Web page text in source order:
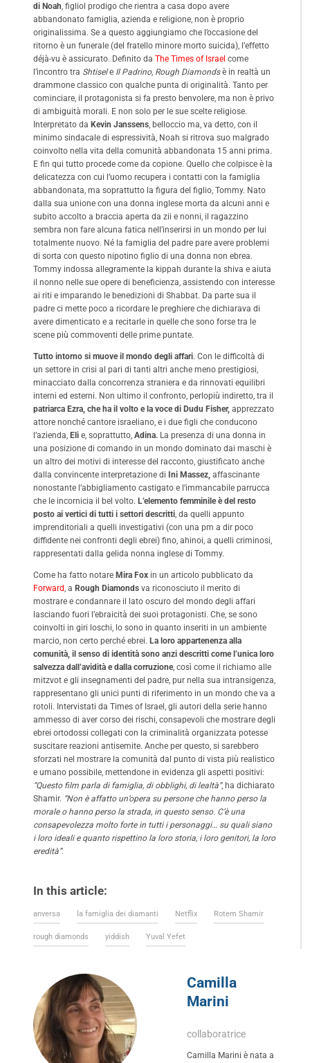
di Noah , figliol prodigo che rientra a casa dopo avere
abbandonato famiglia, azienda e religione, non è proprio
originalissima. Se a questo aggiungiamo che l’occasione del
ritorno è un funerale (del fratello minore morto suicida), l’effetto
déjà-vu è assicurato. Definito da The Times of Israel come
l’incontro tra Shtisele Il Padrino, Rough Diamondsè in realtà un
drammone classico con qualche punta di originalità. Tanto per
cominciare, il protagonista si fa presto benvolere, ma non è privo
di ambiguità morali. E non solo per le sue scelte religiose.
Interpretato da Kevin Janssens , belloccio ma, va detto, con il
minimo sindacale di espressività, Noah si ritrova suo malgrado
coinvolto nella vita della comunità abbandonata 15 anni prima.
E fin qui tutto procede come da copione. Quello che colpisce è la
delicatezza con cui l’uomo recupera i contatti con la famiglia
abbandonata, ma soprattutto la figura del figlio, Tommy. Nato
dalla sua unione con una donna inglese morta da alcuni anni e
subito accolto a braccia aperta da zii e nonni, il ragazzino
sembra non fare alcuna fatica nell’inserirsi in un mondo per lui
totalmente nuovo. Né la famiglia del padre pare avere problemi
di sorta con questo nipotino figlio di una donna non ebrea.
Tommy indossa allegramente la kippah durante la shiva e aiuta
il nonno nelle sue opere di beneficienza, assistendo con interesse
ai riti e imparando le benedizioni di Shabbat. Da parte sua il
padre ci mette poco a ricordare le preghiere che dichiarava di
avere dimenticato e a recitarle in quelle che sono forse tra le
scene più commoventi delle prime puntate.
Tutto intorno si muove il mondo degli affari. Con le difficoltà di
un settore in crisi al pari di tanti altri anche meno prestigiosi,
minacciato dalla concorrenza straniera e da rinnovati equilibri
interni ed esterni. Non ultimo il confronto, perlopiù indiretto, tra il
patriarca Ezra, che ha il volto e la voce di Dudu Fisher, apprezzato
attore nonché cantore israeliano, e i due figli che conducono
l’azienda, Eli e, soprattutto, Adina. La presenza di una donna in
una posizione di comando in un mondo dominato dai maschi è
un altro dei motivi di interesse del racconto, giustificato anche
dalla convincente interpretazione di Ini Massez, affascinante
nonostante l’abbigliamento castigato e l’immancabile parrucca
che le incornicia il bel volto. L’elemento femminile è del resto
posto ai vertici di tutti i settori descritti , da quelli appunto
imprenditoriali a quelli investigativi (con una pm a dir poco
diffidente nei confronti degli ebrei) fino, ahinoi, a quelli criminosi,
rappresentati dalla gelida nonna inglese di Tommy.
Come ha fatto notare Mira Fox in un articolo pubblicato da
Forward , a Rough Diamonds va riconosciuto il merito di
mostrare e condannare il lato oscuro del mondo degli affari
lasciando fuori l’ebraicità dei suoi protagonisti. Che, se sono
coinvolti in giri loschi, lo sono in quanto inseriti in un ambiente
marcio, non certo perché ebrei. La loro appartenenza alla
comunità, il senso di identità sono anzi descritti come l’unica loro
salvezza dall’avidità e dalla corruzione, così come il richiamo alle
mitzvot e gli insegnamenti del padre, pur nella sua intransigenza,
rappresentano gli unici punti di riferimento in un mondo che va a
rotoli. Intervistati da Times of Israel, gli autori della serie hanno
ammesso di aver corso dei rischi, consapevoli che mostrare degli
ebrei ortodossi collegati con la criminalità organizzata potesse
suscitare reazioni antisemite. Anche per questo, si sarebbero
sforzati nel mostrare la comunità dal punto di vista più realistico
e umano possibile, mettendone in evidenza gli aspetti positivi:
“Questo film parla di famiglia, di obblighi, di lealtà”, ha dichiarato
Shamir. “Non è affatto un’opera su persone che hanno perso la
morale o hanno perso la strada, in questo senso. C’è una
consapevolezza molto forte in tutti i personaggi… su quali siano
i loro ideali e quanto rispettino la loro storia, i loro genitori, la loro
eredità”.
In this article:
anversa la famiglia dei diamanti Netflix Rotem Shamir
rough diamonds yiddish Yuval Yefet
Camilla
Marini
collaboratrice
Camilla Marini è nata a